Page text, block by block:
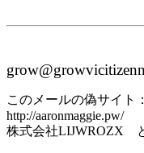
このメールの偽サイト：
http://aaronmaggie.pw/
株式会社LIJWROZX